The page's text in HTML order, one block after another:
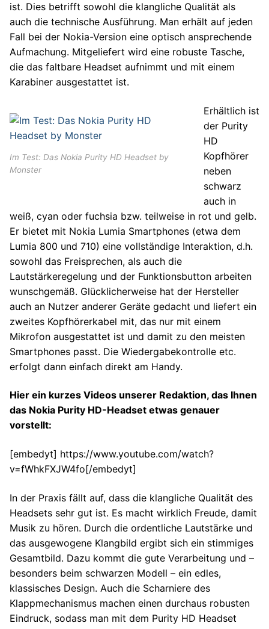
ist. Dies betrifft sowohl die klangliche Qualität als
auch die technische Ausführung. Man erhält auf jeden
Fall bei der Nokia-Version eine optisch ansprechende
Aufmachung. Mitgeliefert wird eine robuste Tasche,
die das faltbare Headset aufnimmt und mit einem
Karabiner ausgestattet ist.
Im Test: Das Nokia Purity HD Headset by
Monster
Erhältlich ist
der Purity
HD
Kopfhörer
neben
schwarz
auch in
weiß, cyan oder fuchsia bzw. teilweise in rot und gelb.
Er bietet mit Nokia Lumia Smartphones (etwa dem
Lumia 800 und 710) eine vollständige Interaktion, d.h.
sowohl das Freisprechen, als auch die
Lautstärkeregelung und der Funktionsbutton arbeiten
wunschgemäß. Glücklicherweise hat der Hersteller
auch an Nutzer anderer Geräte gedacht und liefert ein
zweites Kopfhörerkabel mit, das nur mit einem
Mikrofon ausgestattet ist und damit zu den meisten
Smartphones passt. Die Wiedergabekontrolle etc.
erfolgt dann einfach direkt am Handy.
Hier ein kurzes Videos unserer Redaktion, das Ihnen
das Nokia Purity HD-Headset etwas genauer
vorstellt:
[embedyt] https://www.youtube.com/watch?
v=fWhkFXJW4fo[/embedyt]
In der Praxis fällt auf, dass die klangliche Qualität des
Headsets sehr gut ist. Es macht wirklich Freude, damit
Musik zu hören. Durch die ordentliche Lautstärke und
das ausgewogene Klangbild ergibt sich ein stimmiges
Gesamtbild. Dazu kommt die gute Verarbeitung und –
besonders beim schwarzen Modell – ein edles,
klassisches Design. Auch die Scharniere des
Klappmechanismus machen einen durchaus robusten
Eindruck, sodass man mit dem Purity HD Headset